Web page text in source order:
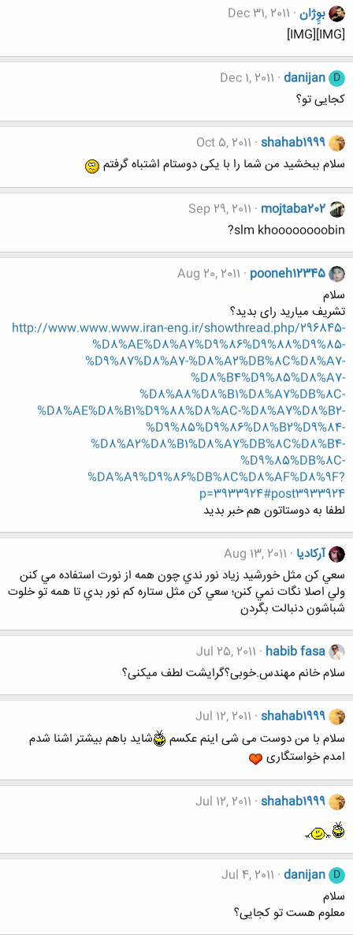
بوِِژان Dec 31, 2011
[IMG][IMG]
D
danijan
Dec 1, 2011
کجایی تو؟
shahab1999
Oct 5, 2011
سلام ببخشید من شما را با یکی دوستام اشتباه گرفتم
mojtaba202
Sep 29, 2011
slm khoooooooobin?
pooneh12345
Aug 20, 2011
سلام
تشریف میارید رای بدید؟
http://www.www.www.iran-eng.ir/showthread.php/296845-
%D8%AE%D8%A7%D9%86%D9%88%D9%85-
%D9%87%D8%A7-%D8%A2%DB%8C%D8%A7-
%D8%B4%D9%85%D8%A7-
%D8%A8%D8%B1%D8%A7%DB%8C-
%D8%AE%D8%B1%D9%88%D8%AC-%D8%A7%D8%B2-
%D9%85%D9%86%D8%B2%D9%84-
%D8%A2%D8%B1%D8%A7%DB%8C%D8%B4-
%D9%85%DB%8C-
%DA%A9%D9%86%DB%8C%D8%AF%D8%9F?
p=3933924#post3933924
لطفا به دوستاتون هم خبر بدید
آرکادیا Aug 13, 2011
سعي کن مثل خورشيد زياد نور ندي چون همه از نورت استفاده مي کنن
ولي اصلا نگات نمي کنن؛ سعي کن مثل ستاره کم نور بدي تا همه تو خلوت
شباشون دنبالت بگردن
habib fasa
Jul 25, 2011
سلام خانم مهندس.خوبی؟گرایشت لطف میکنی؟
shahab1999
Jul 12, 2011
سلام با من دوست می شی اینم عکسم
شاید باهم بیشتر اشنا شدم
امدم خواستگاری
shahab1999
Jul 12, 2011
D
danijan
Jul 4, 2011
سلام
معلوم هست تو کجایی؟